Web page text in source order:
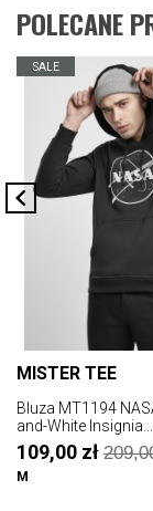
POLECANE
SALE
MISTER TEE
Bluza MT1194
and-White Insignia...
109,00 zł
M